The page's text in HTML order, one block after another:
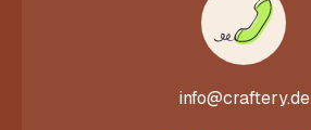
info@craftery.de